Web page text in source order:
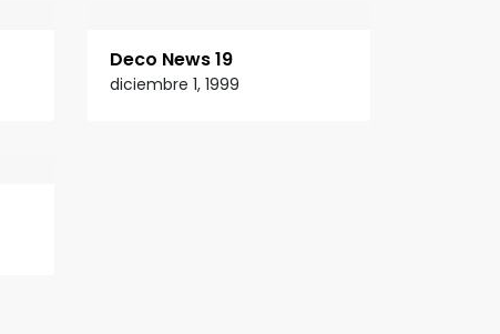
Deco News 19
diciembre 1, 1999